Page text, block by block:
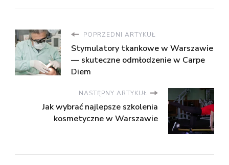
POPRZEDNI ARTYKUŁ
Stymulatory tkankowe w Warszawie
— skuteczne odmłodzenie w Carpe
Diem
NASTĘPNY ARTYKUŁ
Jak wybrać najlepsze szkolenia
kosmetyczne w Warszawie